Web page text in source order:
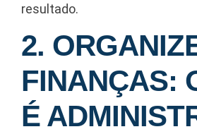
resultado.
2.
FINANÇAS:
É